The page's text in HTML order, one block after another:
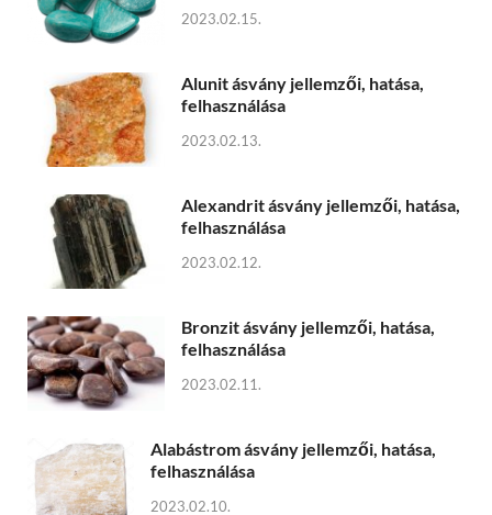
2023.02.15.
Alunit ásvány jellemzői, hatása,
felhasználása
2023.02.13.
Alexandrit ásvány jellemzői, hatása,
felhasználása
2023.02.12.
Bronzit ásvány jellemzői, hatása,
felhasználása
2023.02.11.
Alabástrom ásvány jellemzői, hatása,
felhasználása
2023.02.10.